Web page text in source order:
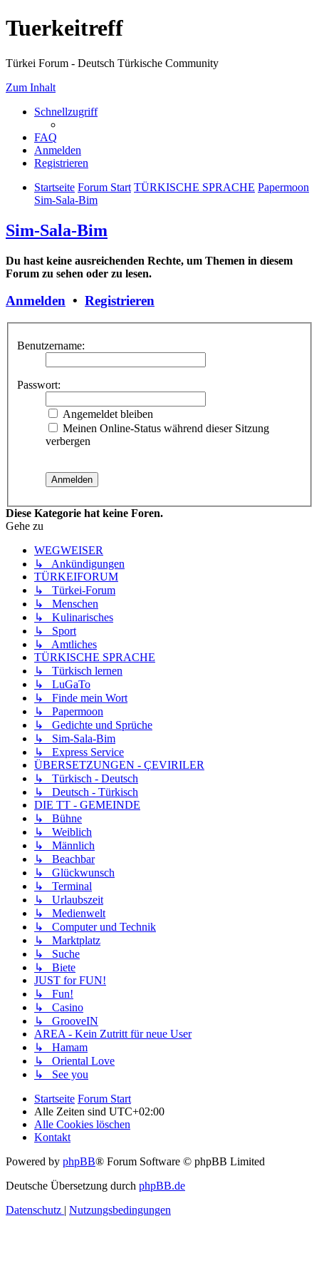
Tuerkeitreff
Türkei Forum - Deutsch Türkische Community
Zum Inhalt
Schnellzugriff
FAQ
Anmelden
Registrieren
Startseite Forum Start TÜRKISCHE SPRACHE Papermoon
Sim-Sala-Bim
Sim-Sala-Bim
Du hast keine ausreichenden Rechte, um Themen in diesem
Forum zu sehen oder zu lesen.
Anmelden • Registrieren
Benutzername:
Passwort:
Angemeldet bleiben
Meinen Online-Status während dieser Sitzung
verbergen
Diese Kategorie hat keine Foren.
Gehe zu
WEGWEISER
↳ Ankündigungen
TÜRKEIFORUM
↳ Türkei-Forum
↳ Menschen
↳ Kulinarisches
↳ Sport
↳ Amtliches
TÜRKISCHE SPRACHE
↳ Türkisch lernen
↳ LuGaTo
↳ Finde mein Wort
↳ Papermoon
↳ Gedichte und Sprüche
↳ Sim-Sala-Bim
↳ Express Service
ÜBERSETZUNGEN - ÇEVIRILER
↳ Türkisch - Deutsch
↳ Deutsch - Türkisch
DIE TT - GEMEINDE
↳ Bühne
↳ Weiblich
↳ Männlich
↳ Beachbar
↳ Glückwunsch
↳ Terminal
↳ Urlaubszeit
↳ Medienwelt
↳ Computer und Technik
↳ Marktplatz
↳ Suche
↳ Biete
JUST for FUN!
↳ Fun!
↳ Casino
↳ GrooveIN
AREA - Kein Zutritt für neue User
↳ Hamam
↳ Oriental Love
↳ See you
Startseite Forum Start
Alle Zeiten sind UTC+02:00
Alle Cookies löschen
Kontakt
Powered by phpBB® Forum Software © phpBB Limited
Deutsche Übersetzung durch phpBB.de
Datenschutz | Nutzungsbedingungen